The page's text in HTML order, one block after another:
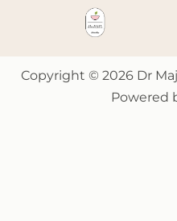
Copyright © 2026 Dr
Powered